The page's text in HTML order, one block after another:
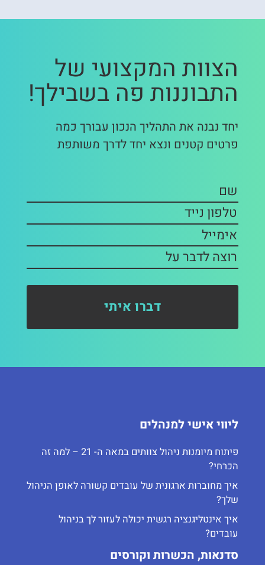
הצוות המקצועי של
התבוננות פה בשבילך!
יחד נבנה את התהליך הנכון עבורך כמה
פרטים קטנים ונצא יחד לדרך משותפת
ליווי אישי למנהלים
פיתוח מיומנות ניהול צוותים במאה ה- 21 – למה זה
הכרחי?
איך מחוברות ארגונית של עובדים קשורה לאופן הניהול
שלך?
איך אינטליגנציה רגשית יכולה לעזור לך בניהול
עובדים?
סדנאות, הכשרות וקורסים